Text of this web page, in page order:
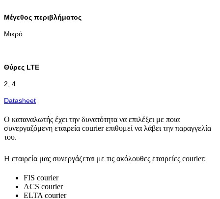
Μέγεθος περιβλήματος
Μικρό
Θύρες LTE
2, 4
Datasheet
Ο καταναλωτής έχει την δυνατότητα να επιλέξει με ποια
συνεργαζόμενη εταιρεία courier επιθυμεί να λάβει την παραγγελία
του.
Η εταιρεία μας συνεργάζεται με τις ακόλουθες εταιρείες courier:
FIS courier
ACS courier
ELTA courier